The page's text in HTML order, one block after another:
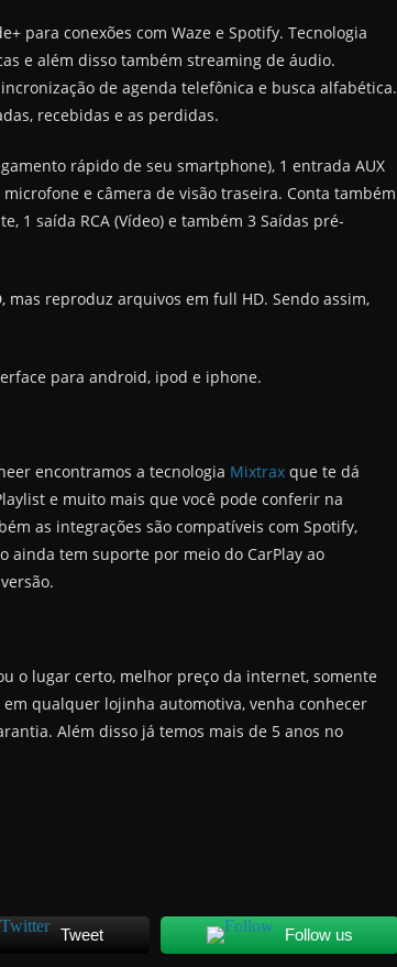
para conexões com Waze e Spotify. Tecnologia
e além disso também streaming de áudio.
de agenda telefônica e busca alfabética.
recebidas e as perdidas.
rápido de seu smartphone), 1 entrada AUX
e câmera de visão traseira. Conta também
1 saída RCA (Vídeo) e também 3 Saídas pré-
mas reproduz arquivos em full HD. Sendo assim,
para android, ipod e iphone.
encontramos a tecnologia Mixtrax que te dá
e muito mais que você pode conferir na
as integrações são compatíveis com Spotify,
ainda tem suporte por meio do CarPlay ao
o lugar certo, melhor preço da internet, somente
qualquer lojinha automotiva, venha conhecer
Além disso já temos mais de 5 anos no
Tweet Follow us